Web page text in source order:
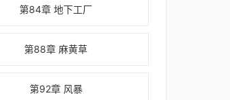
第84章 地下工厂
第88章 麻黄草
第92章 风暴